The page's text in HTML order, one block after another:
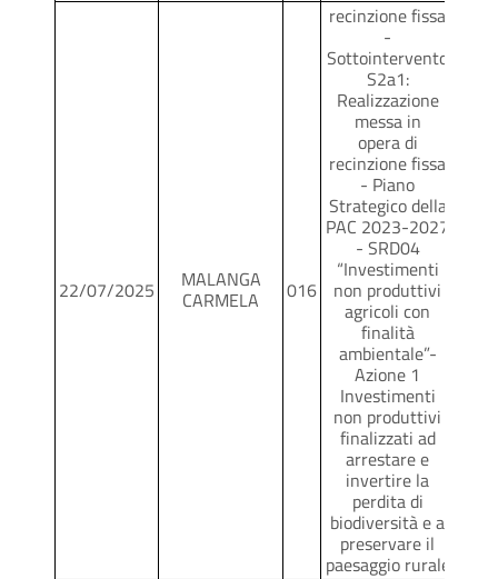
22/07/2025 MALANGA
CARMELA 016
recinzione fissa
-
Sottointervento
S2a1:
Realizzazione
messa in
opera di
recinzione fissa
- Piano
Strategico della
PAC 2023-2027
- SRD04
“Investimenti
non produttivi
agricoli con
finalità
ambientale”-
Azione 1
Investimenti
non produttivi
finalizzati ad
arrestare e
invertire la
perdita di
biodiversità e a
preservare il
paesaggio rurale